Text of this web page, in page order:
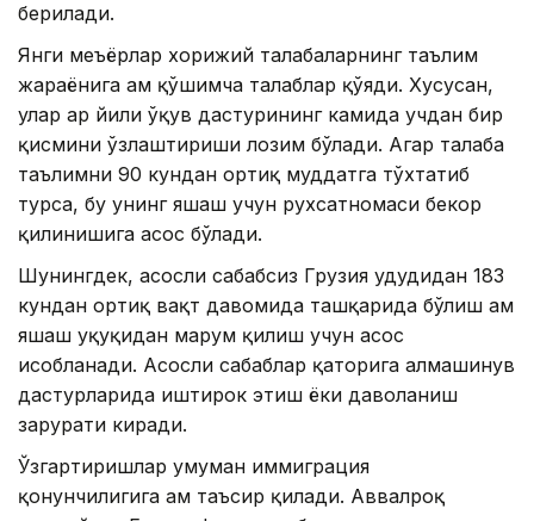
берилади.
Янги меъёрлар хорижий талабаларнинг таълим
жараёнига ҳам қўшимча талаблар қўяди. Хусусан,
улар ҳар йили ўқув дастурининг камида учдан бир
қисмини ўзлаштириши лозим бўлади. Агар талаба
таълимни 90 кундан ортиқ муддатга тўхтатиб
турса, бу унинг яшаш учун рухсатномаси бекор
қилинишига асос бўлади.
Шунингдек, асосли сабабсиз Грузия ҳудудидан 183
кундан ортиқ вақт давомида ташқарида бўлиш ҳам
яшаш ҳуқуқидан маҳрум қилиш учун асос
ҳисобланади. Асосли сабаблар қаторига алмашинув
дастурларида иштирок этиш ёки даволаниш
зарурати киради.
Ўзгартиришлар умуман иммиграция
қонунчилигига ҳам таъсир қилади. Аввалроқ